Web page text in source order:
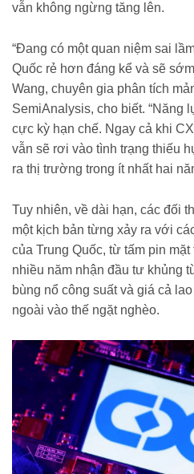
vẫn không ngừng tăng lên.
“Đang có một quan niệm sai
Quốc rẻ hơn đáng kể và sẽ
Wang, chuyên gia phân tích
SemiAnalysis, cho biết. “Năng
cực kỳ hạn chế. Ngay cả khi
vẫn sẽ rơi vào tình trạng thiếu
ra thị trường trong ít nhất hai
Tuy nhiên, về dài hạn, các đối
một kịch bản từng xảy ra với
của Trung Quốc, từ tấm pin
nhiều năm nhận đầu tư khủng
bùng nổ công suất và giá cả
ngoài vào thế ngặt nghèo.